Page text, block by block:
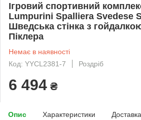
Ігровий спортивний
Lumpurini Spalliera Svedese
Шведська стінка з
Піклера
Немає в наявності
Код: YYCL2381-7
Роздріб
6 494 ₴
Опис Характеристики Доставка